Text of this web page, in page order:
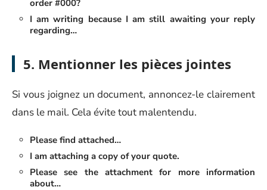
order #000?
I am writing because I am still awaiting your reply
regarding…
5. Mentionner les pièces jointes
Si vous joignez un document, annoncez-le clairement
dans le mail. Cela évite tout malentendu.
Please find attached…
I am attaching a copy of your quote.
Please see the attachment for more information
about…